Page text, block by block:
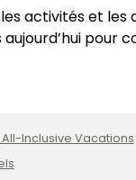
activités et
All-Inclusive Vacations